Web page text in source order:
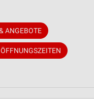
ANGEBOTE